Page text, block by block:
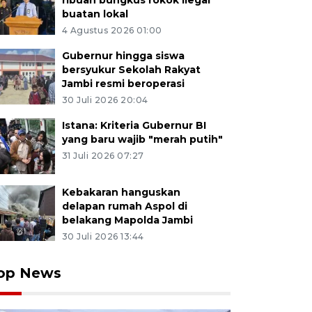
buatan lokal
4 Agustus 2026 01:00
Gubernur hingga siswa
bersyukur Sekolah Rakyat
Jambi resmi beroperasi
30 Juli 2026 20:04
Istana: Kriteria Gubernur BI
yang baru wajib "merah putih"
31 Juli 2026 07:27
Kebakaran hanguskan
delapan rumah Aspol di
belakang Mapolda Jambi
30 Juli 2026 13:44
News